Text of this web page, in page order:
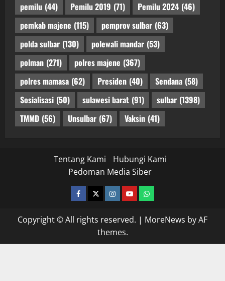
pemilu (44) Pemilu 2019 (71) Pemilu 2024 (46)
pemkab majene (115) pemprov sulbar (63)
polda sulbar (130) polewali mandar (53)
polman (271) polres majene (367)
polres mamasa (62) Presiden (40) Sendana (58)
Sosialisasi (50) sulawesi barat (91) sulbar (1398)
TMMD (56) Unsulbar (67) Vaksin (41)
Tentang Kami
Hubungi Kami
Pedoman Media Siber
facebooktwitterinstagram.com
youtubewhatsapp
Copyright © All rights reserved. | MoreNews by AF
themes.